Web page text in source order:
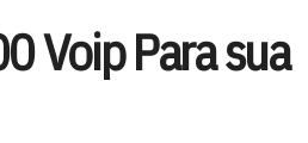
Voip Para sua